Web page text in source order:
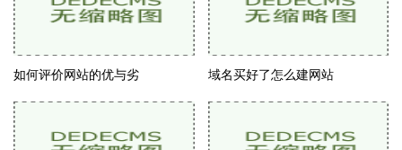
如何评价网站的优与劣 域名买好了怎么建网站